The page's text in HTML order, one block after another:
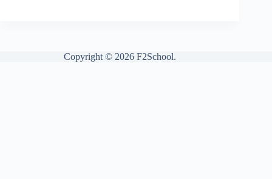
Copyright © 2026 F2School.